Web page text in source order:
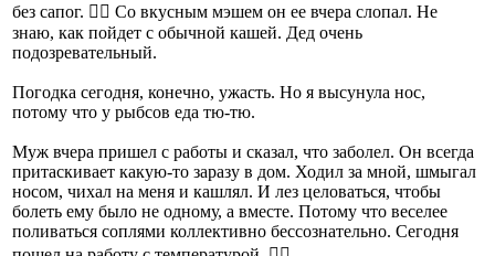
без сапог. 🤦‍♀️ Со вкусным мэшем он ее вчера слопал. Не
знаю, как пойдет с обычной кашей. Дед очень
подозревательный.
Погодка сегодня, конечно, ужасть. Но я высунула нос,
потому что у рыбсов еда тю-тю.
Муж вчера пришел с работы и сказал, что заболел. Он всегда
притаскивает какую-то заразу в дом. Ходил за мной, шмыгал
носом, чихал на меня и кашлял. И лез целоваться, чтобы
болеть ему было не одному, а вместе. Потому что веселее
поливаться соплями коллективно бессознательно. Сегодня